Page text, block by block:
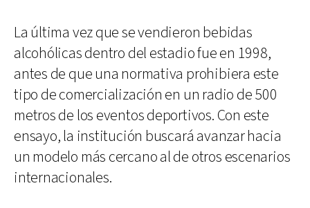
La última vez que se vendieron bebidas
alcohólicas dentro del estadio fue en 1998,
antes de que una normativa prohibiera este
tipo de comercialización en un radio de 500
metros de los eventos deportivos. Con este
ensayo, la institución buscará avanzar hacia
un modelo más cercano al de otros escenarios
internacionales.